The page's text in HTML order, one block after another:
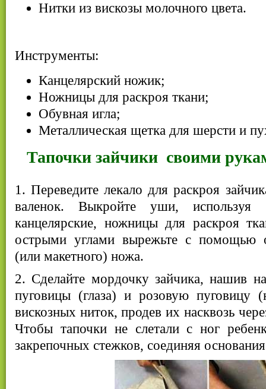
Нитки из вискозы молочного цвета.
Инструменты:
Канцелярский ножик;
Ножницы для раскроя ткани;
Обувная игла;
Металлическая щетка для шерсти и
Тапочки зайчики своими
1. Переведите лекало для раскроя
валенок. Выкройте уши,
канцелярские, ножницы для раскроя
острыми углами вырежьте с помощью
(или макетного) ножа.
2. Сделайте мордочку зайчика, нашив
пуговицы (глаза) и розовую пуговицу
вискозных ниток, продев их насквозь
Чтобы тапочки не слетали с ног
закрепочных стежков, соединяя